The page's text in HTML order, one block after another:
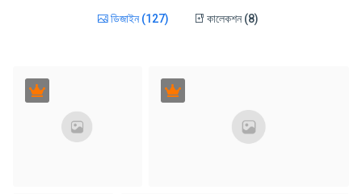
ডিজাইন (127) কালেকশন (8)